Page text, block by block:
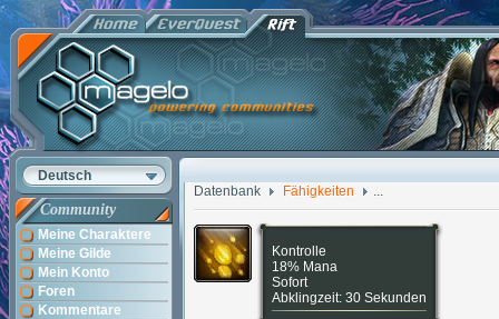
Deutsch
Community
Meine Charaktere
Meine Gilde
Mein Konto
Foren
Kommentare
Datenbank Fähigkeiten ...
Kontrolle
18% Mana
Sofort
Abklingzeit: 30 Sekunden